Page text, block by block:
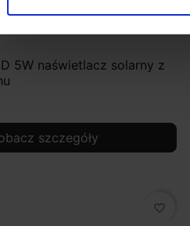
5W naświetlacz solarny z
szczegóły
favorite_border